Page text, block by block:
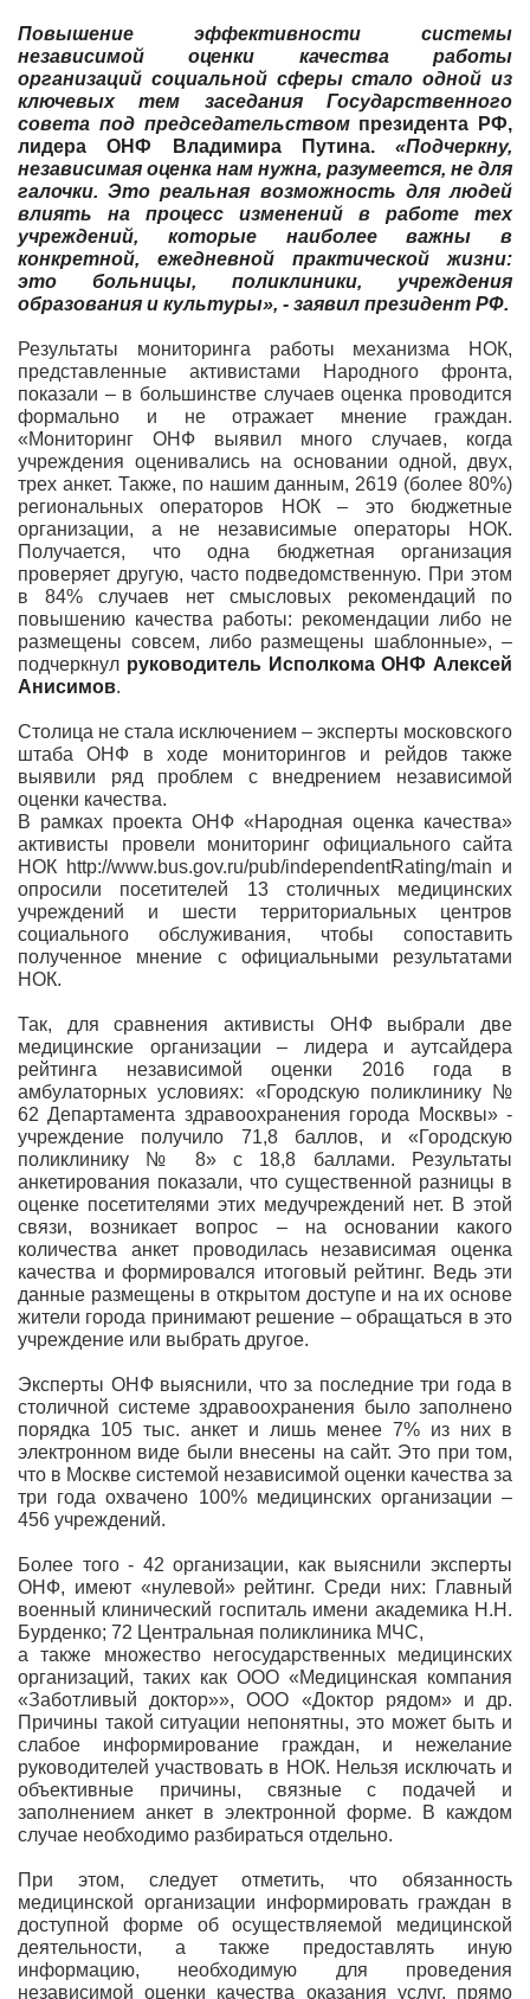
Повышение эффективности системы
независимой оценки качества работы
организаций социальной сферы стало одной из
ключевых тем заседания Государственного
совета под председательством президента
РФ,
лидера ОНФ Владимира Путина.«Подчеркну,
независимая оценка нам нужна, разумеется, не для
галочки. Это реальная возможность для людей
влиять на процесс изменений в работе тех
учреждений, которые наиболее важны в
конкретной, ежедневной практической жизни:
это больницы, поликлиники, учреждения
образования и культуры», - заявил президент РФ.
Результаты мониторинга работы механизма НОК,
представленные активистами Народного фронта,
показали – в большинстве случаев оценка проводится
формально и не отражает мнение граждан.
«Мониторинг ОНФ выявил много случаев, когда
учреждения оценивались на основании одной, двух,
трех анкет. Также, по нашим данным, 2619 (более 80%)
региональных операторов НОК – это бюджетные
организации, а не независимые операторы НОК.
Получается, что одна бюджетная организация
проверяет другую, часто подведомственную. При этом
в 84% случаев нет смысловых рекомендаций по
повышению качества работы: рекомендации либо не
размещены совсем, либо размещены шаблонные», –
подчеркнул руководитель Исполкома ОНФ Алексей
Анисимов.
Столица не стала исключением – эксперты московского
штаба ОНФ в ходе мониторингов и рейдов также
выявили ряд проблем с внедрением независимой
оценки качества.
В рамках проекта ОНФ «Народная оценка качества»
активисты провели мониторинг официального сайта
НОК http://www.bus.gov.ru/pub/independentRating/main и
опросили посетителей 13 столичных медицинских
учреждений и шести территориальных центров
социального обслуживания, чтобы сопоставить
полученное мнение с официальными результатами
НОК.
Так, для сравнения активисты ОНФ выбрали две
медицинские организации – лидера и аутсайдера
рейтинга независимой оценки 2016 года в
амбулаторных условиях: «Городскую поликлинику №
62 Департамента здравоохранения города Москвы» -
учреждение получило 71,8 баллов, и «Городскую
поликлинику № 8» с 18,8 баллами. Результаты
анкетирования показали, что существенной разницы в
оценке посетителями этих медучреждений нет. В этой
связи, возникает вопрос – на основании какого
количества анкет проводилась независимая оценка
качества и формировался итоговый рейтинг. Ведь эти
данные размещены в открытом доступе и на их основе
жители города принимают решение – обращаться в это
учреждение или выбрать другое.
Эксперты ОНФ выяснили, что за последние три года в
столичной системе здравоохранения было заполнено
порядка 105 тыс. анкет и лишь менее 7% из них в
электронном виде были внесены на сайт. Это при том,
что в Москве системой независимой оценки качества за
три года охвачено 100% медицинских организации –
456 учреждений.
Более того - 42 организации, как выяснили эксперты
ОНФ, имеют «нулевой» рейтинг. Среди них: Главный
военный клинический госпиталь имени академика Н.Н.
Бурденко; 72 Центральная поликлиника МЧС,
а также множество негосударственных медицинских
организаций, таких как ООО «Медицинская компания
«Заботливый доктор»», ООО «Доктор рядом» и др.
Причины такой ситуации непонятны, это может быть и
слабое информирование граждан, и нежелание
руководителей участвовать в НОК. Нельзя исключать и
объективные причины, связные с подачей и
заполнением анкет в электронной форме. В каждом
случае необходимо разбираться отдельно.
При этом, следует отметить, что обязанность
медицинской организации информировать граждан в
доступной форме об осуществляемой медицинской
деятельности, а также предоставлять иную
информацию, необходимую для проведения
независимой оценки качества оказания услуг, прямо